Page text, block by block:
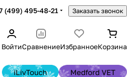
(499) 495-48-21 Заказать звонок
ВойтиСравнениеИзбранноеКорзина
iLivTouch Medford VET